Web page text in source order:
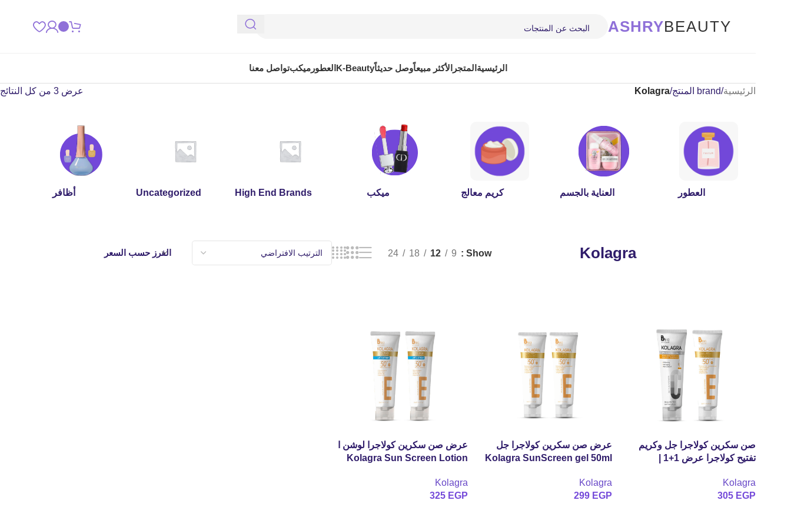
ASHRYBEAUTY
الرئيسية المتجر الأكثر مبيعاًوصل حديثاًK-Beauty العطورميكبتواصل معنا
الرئيسية/brand المنتج /
Kolagra عرض ⁦3⁩ من كل النتائج
العطور العناية بالجسم كريم معالج ميكب High End Brands
Uncategorized أظافر
الفرز حسب السعر Kolagra
Show
9
12
18
24
صن سكرين كولاجرا جل وكريم
cream SPF50 +Whitening
cream
Kolagra
305 EGP
عرض صن سكرين كولاجرا جل
Kolagra SunScreen gel 50ml
Kolagra
299 EGP
عرض صن سكرين كولاجرا لوشن ا
Kolagra Sun Screen Lotion
Kolagra
325 EGP